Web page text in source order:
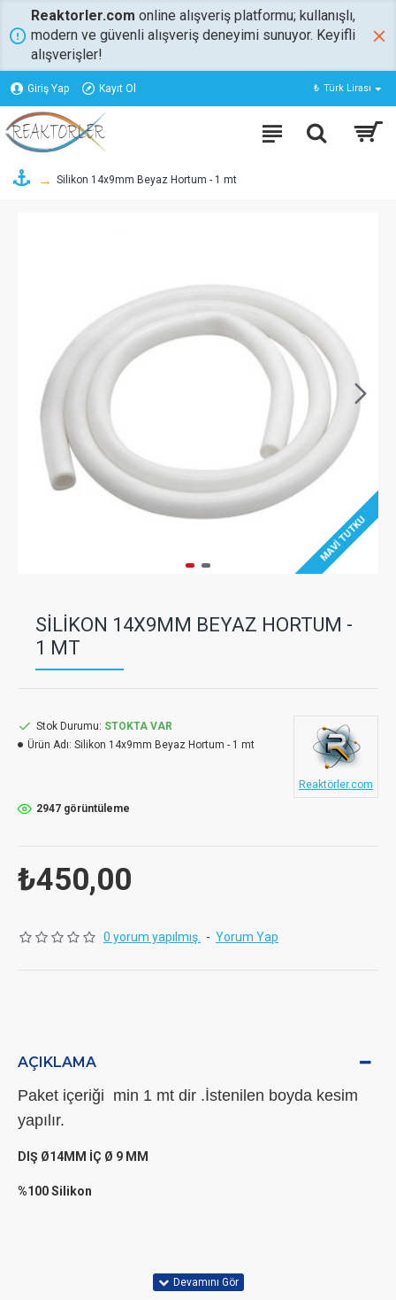
Reaktorler.com online alışveriş platformu; kullanışlı,
modern ve güvenli alışveriş deneyimi sunuyor. Keyifli
alışverişler!
Giriş Yap Kayıt Ol ₺ Türk Lirası
Silikon 14x9mm Beyaz Hortum - 1 mt
MAVI TUTKU
SILIKON 14X9MM BEYAZ HORTUM -
1 MT
0 yorum yapılmış. - Yorum Yap
₺450,00
Stok Durumu: STOKTA VAR
Ürün Adı: Silikon 14x9mm Beyaz Hortum - 1 mt
Reaktörler.com
2947 görüntüleme
AÇIKLAMA
Paket içeriği min 1 mt dir .İstenilen boyda kesim
yapılır.
DIŞ Ø14MM İÇ Ø 9 MM
%100 Silikon